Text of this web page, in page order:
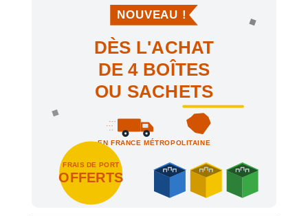
NOUVEAU !
DÈS L'ACHAT
DE 4 BOÎTES
OU SACHETS
EN FRANCE MÉTROPOLITAINE
FRAIS DE PORT
OFFERTS